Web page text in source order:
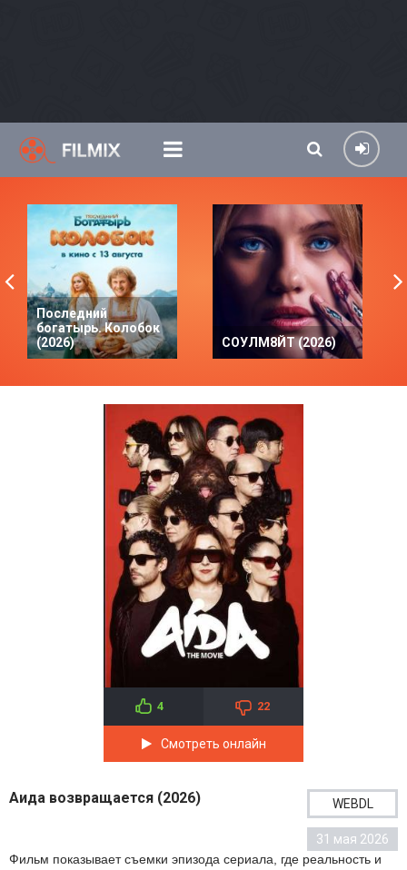
Последний
богатырь. Колобок
(2026)
СОУЛМ8ЙТ (2026)
4 22
Смотреть онлайн
Аида возвращается (2026) WEBDL
31 мая 2026
Фильм показывает съемки эпизода сериала, где реальность и